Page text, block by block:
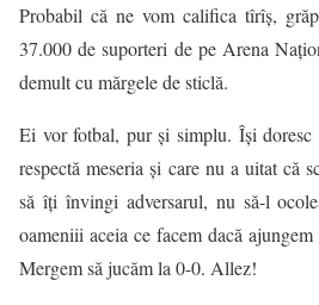
Probabil că ne vom califica tîrîş,
37.000 de suporteri de pe Arena
demult cu mărgele de sticlă.
Ei vor fotbal, pur şi simplu. Îşi doresc
respectă meseria şi care nu a uitat că
să îţi învingi adversarul, nu să-l
oameniii aceia ce facem dacă
Mergem să jucăm la 0-0. Allez!